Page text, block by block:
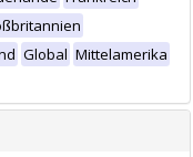
Global Mittelamerika